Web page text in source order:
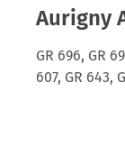
Aurigny
GR 696, GR
607, GR 643,